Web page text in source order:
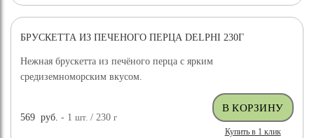
БРУСКЕТТА ИЗ ПЕЧЕНОГО ПЕРЦА DELPHI 230Г
Нежная брускетта из печёного перца с ярким
средиземноморским вкусом.
569 руб. - 1шт. / 230г
Купить в 1 клик